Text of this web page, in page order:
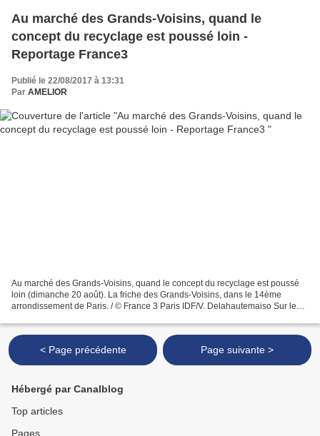
Au marché des Grands-Voisins, quand le
concept du recyclage est poussé loin -
Reportage France3
Publié le 22/08/2017 à 13:31
Par AMELIOR
Au marché des Grands-Voisins, quand le concept du recyclage est poussé
loin (dimanche 20 août). La friche des Grands-Voisins, dans le 14ème
arrondissement de Paris. / © France 3 Paris IDF/V. Delahautemaiso Sur le
< Page précédente Page suivante >
Hébergé par Canalblog
Top articles
Pages